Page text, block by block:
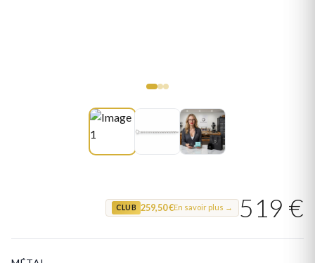
CLUB 259,50 €En savoir plus → 519 €